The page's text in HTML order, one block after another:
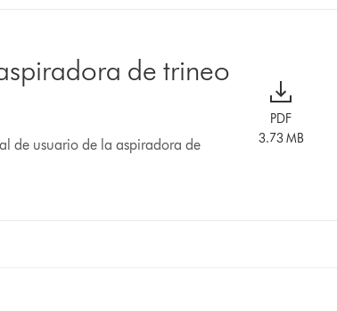
de trineo
de usuario de la aspiradora de
PDF
3.73 MB